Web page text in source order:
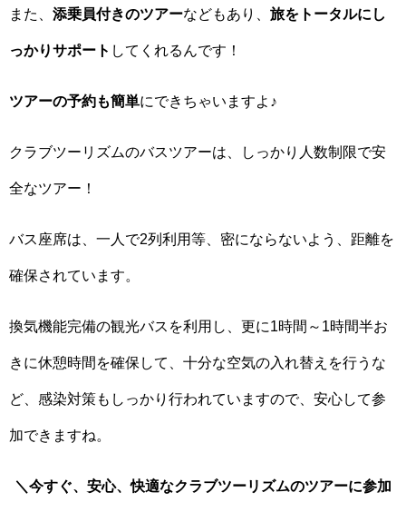
また、 添乗員付きのツアーなどもあり、 旅をトータルにし
っかりサポート してくれるんです！
ツアーの予約も簡単にできちゃいますよ♪
クラブツーリズムのバスツアーは、しっかり人数制限で安
全なツアー！
バス座席は、一人で2列利用等、密にならないよう、距離を
確保されています。
換気機能完備の観光バスを利用し、更に1時間～1時間半お
きに休憩時間を確保して、十分な空気の入れ替えを行うな
ど、感染対策もしっかり行われていますので、安心して参
加できますね。
＼今すぐ、安心、快適なクラブツーリズムのツアーに参加